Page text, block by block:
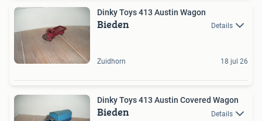
Dinky Toys 413 Austin Wagon
Bieden Details
Zuidhorn 18 jul 26
Dinky Toys 413 Austin Covered Wagon
Bieden Details